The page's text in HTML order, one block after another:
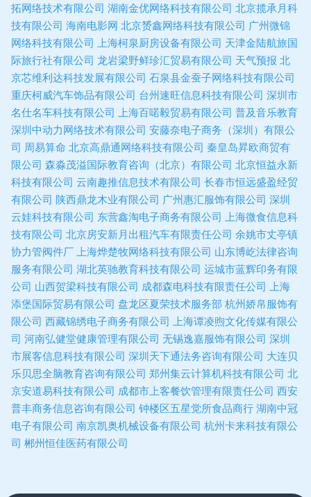
拓网络技术有限公司 湖南金优网络科技有限公司 北京揽承月科
技有限公司 海南电影网 北京赟鑫网络科技有限公司 广州微锦
网络科技有限公司 上海柯泉厨房设备有限公司 天津金陆航旅国
际旅行社有限公司 龙岩梁野鲜珍汇贸易有限公司 天气预报 北
京芯维利达科技发展有限公司 石泉县金蚕子网络科技有限公司
重庆柯威汽车饰品有限公司 台州速旺信息科技有限公司 深圳市
名仕名车科技有限公司 上海百喏毅贸易有限公司 普及音乐教育
深圳中动力网络技术有限公司 安藤奈电子商务（深圳）有限公
司 周易算命 北京高鼎通网络科技有限公司 秦皇岛昇欧商贸有
限公司 森淼茂溢国际教育咨询（北京）有限公司 北京恒益永新
科技有限公司 云南趣推信息技术有限公司 长春市恒远盛盈经贸
有限公司 陕西鼎龙木业有限公司 广州惠汇服饰有限公司 深圳
云娃科技有限公司 东营鑫淘电子商务有限公司 上海微食信息科
技有限公司 北京房安新月出租汽车有限责任公司 余姚市丈亭镇
协力管阀件厂 上海烨楚牧网络科技有限公司 山东博屹法律咨询
服务有限公司 湖北英驰教育科技有限公司 运城市蓝辉印务有限
公司 山西贺梁科技有限公司 成都森电科技有限责任公司 上海
添堡国际贸易有限公司 盘龙区夏荣技术服务部 杭州娇帛服饰有
限公司 西藏锦绣电子商务有限公司 上海谭凌煦文化传媒有限公
司 河南弘健堂健康管理有限公司 无锡逸嘉服饰有限公司 深圳
市展客信息科技有限公司 深圳天下通法务咨询有限公司 大连贝
乐贝思全脑教育咨询有限公司 郑州集云计算机科技有限公司 北
京安道易科技有限公司 成都市上客餐饮管理有限责任公司 西安
普丰商务信息咨询有限公司 钟楼区五星觉所食品商行 湖南中冠
电子有限公司 南京凯奥机械设备有限公司 杭州卡来科技有限公
司 郴州恒佳医药有限公司